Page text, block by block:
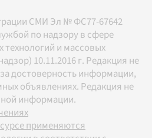
СМИ Эл № ФС77-67642
по надзору в сфере
и массовых
10.11.2016 г. Редакция не
достоверность информации,
объявлениях. Редакция не
информации.
применяются